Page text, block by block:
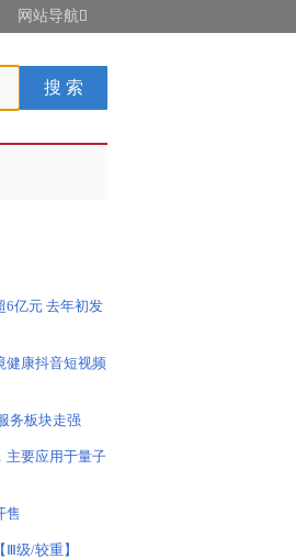
网站导航
6亿元 去年初发
健康抖音短视频
务板块走强
主要应用于量子
售
级/较重】